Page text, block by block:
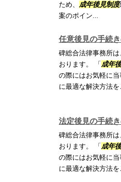
ため、 成年後見制度
案のポイン...
任意後見の手続
碑総合法律事務所
おります。 「成年
の際にはお気軽に
に最適な解決方法を
法定後見の手続
碑総合法律事務所
おります。 「成年
の際にはお気軽に
に最適な解決方法を